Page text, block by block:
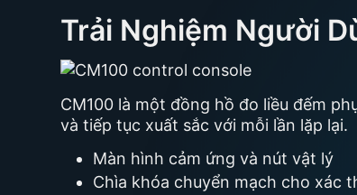
Trải Nghiệm Người
CM100 là một đồng hồ đo liều đếm
và tiếp tục xuất sắc với mỗi lần lặp lại.
Màn hình cảm ứng và nút vật lý
Chìa khóa chuyển mạch cho xác